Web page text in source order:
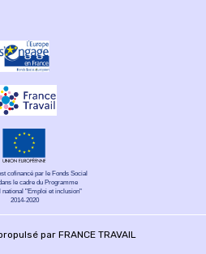
cofinancé par le Fonds Social
le cadre du Programme
national "Emploi et inclusion"
2014-2020
par FRANCE TRAVAIL